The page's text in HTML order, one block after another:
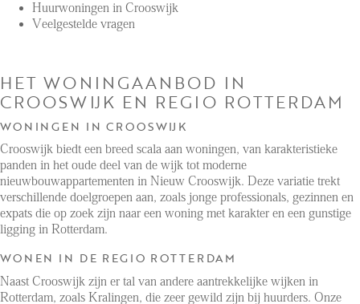
Huurwoningen in Crooswijk
Veelgestelde vragen
HET WONINGAANBOD IN
CROOSWIJK EN REGIO ROTTERDAM
WONINGEN IN CROOSWIJK
Crooswijk biedt een breed scala aan woningen, van karakteristieke
panden in het oude deel van de wijk tot moderne
nieuwbouwappartementen in Nieuw Crooswijk. Deze variatie trekt
verschillende doelgroepen aan, zoals jonge professionals, gezinnen en
expats die op zoek zijn naar een woning met karakter en een gunstige
ligging in Rotterdam.
WONEN IN DE REGIO ROTTERDAM
Naast Crooswijk zijn er tal van andere aantrekkelijke wijken in
Rotterdam, zoals Kralingen, die zeer gewild zijn bij huurders. Onze
Nieuwbouw
LOCAL LIFE
OVER ONS
FAQ
Reviews
Werken bij